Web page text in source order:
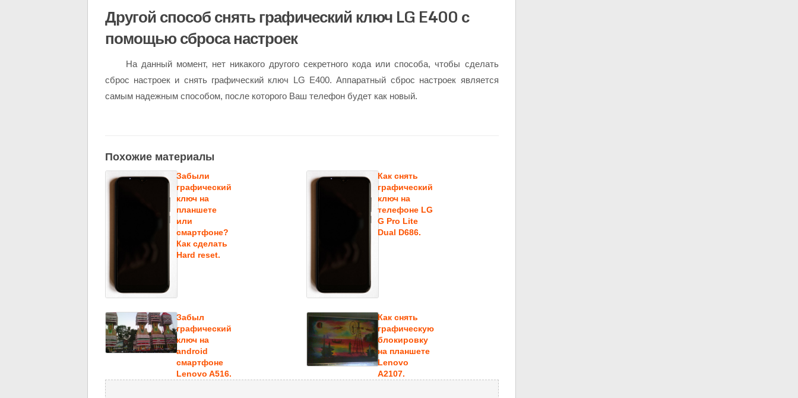
Другой способ снять графический ключ LG E400 с
помощью сброса настроек
На данный момент, нет никакого другого секретного кода или способа, чтобы сделать
сброс настроек и снять графический ключ LG E400. Аппаратный сброс настроек является
самым надежным способом, после которого Ваш телефон будет как новый.
Похожие материалы
Забыли
графический
ключ на
планшете
или
смартфоне?
Как сделать
Hard reset.
Как снять
графический
ключ на
телефоне LG
G Pro Lite
Dual D686.
Забыл
графический
ключ на
android
смартфоне
Lenovo A516.
Как снять
графическую
блокировку
на планшете
Lenovo
A2107.